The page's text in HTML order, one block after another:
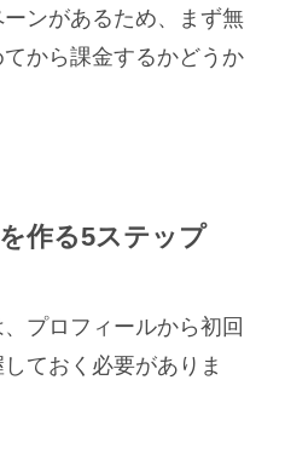
ンがあるため、まず無
から課金するかどうか
作る5ステップ
プロフィールから初回
ておく必要がありま